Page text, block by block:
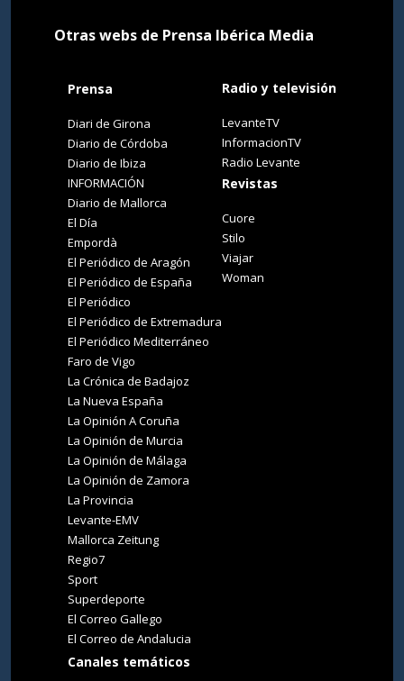
Otras webs de Prensa Ibérica Media
Prensa
Diari de Girona
Diario de Córdoba
Diario de Ibiza
INFORMACIÓN
Diario de Mallorca
El Día
Empordà
El Periódico de Aragón
El Periódico de España
El Periódico
El Periódico de Extremadura
El Periódico Mediterráneo
Faro de Vigo
La Crónica de Badajoz
La Nueva España
La Opinión A Coruña
La Opinión de Murcia
La Opinión de Málaga
La Opinión de Zamora
La Provincia
Levante-EMV
Mallorca Zeitung
Regio7
Sport
Superdeporte
El Correo Gallego
El Correo de Andalucia
Canales temáticos
Radio y televisión
LevanteTV
InformacionTV
Radio Levante
Revistas
Cuore
Stilo
Viajar
Woman